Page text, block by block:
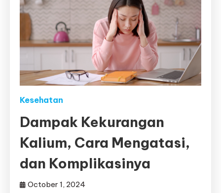
Kesehatan
Dampak Kekurangan
Kalium, Cara Mengatasi,
dan Komplikasinya
October 1, 2024